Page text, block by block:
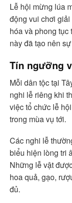
Lễ hội mừng lúa
động vui chơi
hóa và phong
này đã tạo nên
Tín ngưỡng
Mỗi dân tộc tại
nghi lễ riêng khi
việc tổ chức lễ
trong mùa vụ tới.
Các nghi lễ
biểu hiện lòng tri
Những lễ vật
hoa quả, gạo,
đủ.